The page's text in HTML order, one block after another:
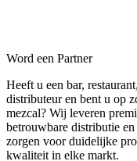
Word een Partner
Heeft u een bar,
distributeur en bent u op
mezcal? Wij leveren
betrouwbare distributie
zorgen voor duidelijke
kwaliteit in elke markt.